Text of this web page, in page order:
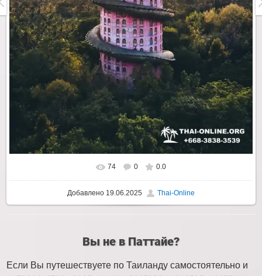
74 0 0.0
Добавлено 19.06.2025 Thai-Online
Вы не в Паттайе?
Если Вы путешествуете по Таиланду самостоятельно и